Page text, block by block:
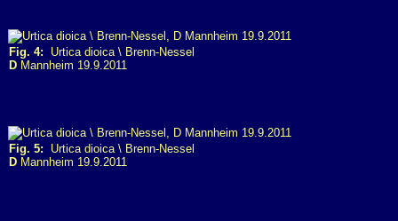
Fig. 4: Urtica dioica \ Brenn-Nessel
D Mannheim 19.9.2011
Fig. 5: Urtica dioica \ Brenn-Nessel
D Mannheim 19.9.2011